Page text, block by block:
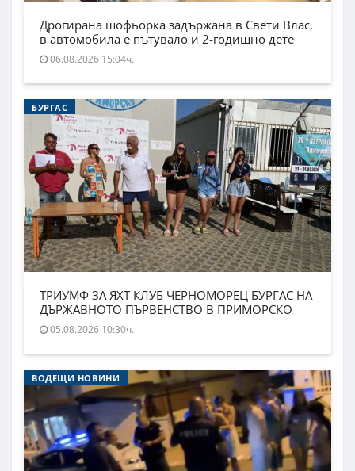
Дрогирана шофьорка задържана в Свети Влас,
в автомобила е пътувало и 2-годишно дете
06.08.2026 15:04ч.
БУРГАС
ТРИУМФ ЗА ЯХТ КЛУБ ЧЕРНОМОРЕЦ БУРГАС НА
ДЪРЖАВНОТО ПЪРВЕНСТВО В ПРИМОРСКО
05.08.2026 10:30ч.
ВОДЕЩИ НОВИНИ